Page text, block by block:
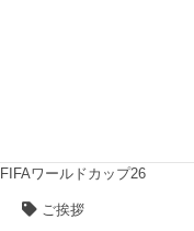
FIFAワールドカップ26
ご挨拶